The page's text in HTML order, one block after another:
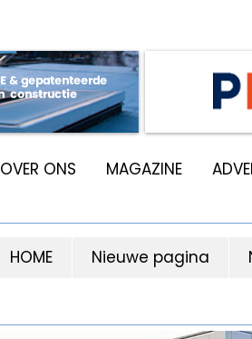
OVER ONS MAGAZINE
HOME Nieuwe pagina